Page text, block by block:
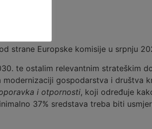
strane Europske komisije u srpnju
te ostalim relevantnim strateškim
gospodarstva i društva
i otpornosti, koji određuje
37% sredstava treba biti